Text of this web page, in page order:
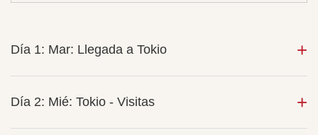
Día 1: Mar: Llegada a Tokio
Día 2: Mié: Tokio - Visitas